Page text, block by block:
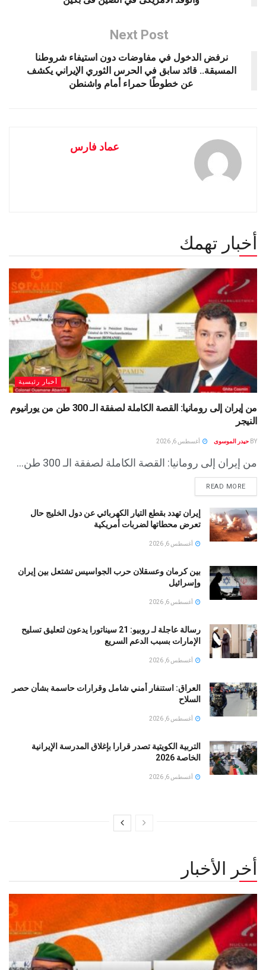
Next Post
نرفض الدخول في مفاوضات دون استيفاء شروطنا
المسبقة.. قائد سابق في الحرس الثوري الإيراني يكشف
عن خطوطًا حمراء أمام واشنطن
عماد فارس
أخبار تهمك
أخبار رئيسية
من إيران إلى رومانيا: القصة الكاملة لصفقة الـ 300 طن من يورانيوم
النيجر
BY حيدر الموسوى أغسطس 6, 2026
من إيران إلى رومانيا: القصة الكاملة لصفقة الـ 300 طن...
READ MORE
إيران تهدد بقطع التيار الكهربائي عن دول الخليج حال
تعرض محطاتها لضربات أمريكية
أغسطس 6, 2026
بين كرمان وعسقلان حرب الجواسيس تشتعل بين إيران
وإسرائيل
أغسطس 6, 2026
رسالة عاجلة لـ روبيو: 21 سيناتورا يدعون لتعليق تسليح
الإمارات بسبب الدعم السريع
أغسطس 6, 2026
العراق: استنفار أمني شامل وقرارات حاسمة بشأن حصر
السلاح
أغسطس 6, 2026
التربية الكويتية تصدر قرارا بإغلاق المدرسة الإيرانية
الخاصة 2026
أغسطس 6, 2026
أخر الأخبار